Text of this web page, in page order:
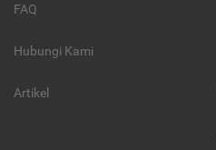
FAQ
Hubungi Kami
Artikel